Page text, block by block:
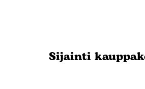
Sijainti